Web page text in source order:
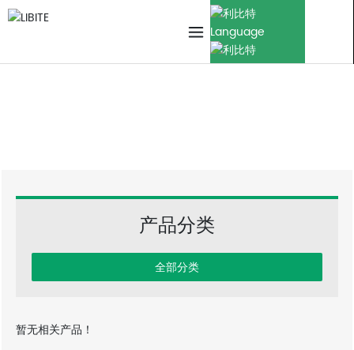
Language
产品分类
全部分类
暂无相关产品！